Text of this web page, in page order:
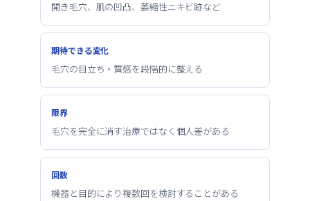
開き毛穴、肌の凹凸、萎縮性ニキビ跡など
期待できる変化
毛穴の目立ち・質感を段階的に整える
限界
毛穴を完全に消す治療ではなく個人差がある
回数
機器と目的により複数回を検討することがある